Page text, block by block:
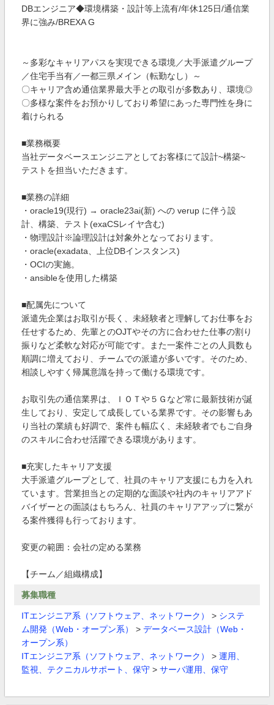
DBエンジニア◆環境構築・設計等上流有/年休125日/通信業
界に強み/BREXA G
～多彩なキャリアパスを実現できる環境／大手派遣グループ
／住宅手当有／一都三県メイン（転勤なし）～
〇キャリア含め通信業界最大手との取引が多数あり、環境◎
〇多様な案件をお預かりしており希望にあった専門性を身に
着けられる
■業務概要
当社データベースエンジニアとしてお客様にて設計~構築~
テストを担当いただきます。
■業務の詳細
・oracle19(現行) → oracle23ai(新) への verup に伴う設
計、構築、テスト(exaCSレイヤ含む)
・物理設計※論理設計は対象外となっております。
・oracle(exadata、上位DBインスタンス)
・OCIの実施。
・ansibleを使用した構築
■配属先について
派遣先企業はお取引が長く、未経験者と理解してお仕事をお
任せするため、先輩とのOJTやその方に合わせた仕事の割り
振りなど柔軟な対応が可能です。また一案件ごとの人員数も
順調に増えており、チームでの派遣が多いです。そのため、
相談しやすく帰属意識を持って働ける環境です。
お取引先の通信業界は、ＩＯＴや５Ｇなど常に最新技術が誕
生しており、安定して成長している業界です。その影響もあ
り当社の業績も好調で、案件も幅広く、未経験者でもご自身
のスキルに合わせ活躍できる環境があります。
■充実したキャリア支援
大手派遣グループとして、社員のキャリア支援にも力を入れ
ています。営業担当との定期的な面談や社内のキャリアアド
バイザーとの面談はもちろん、社員のキャリアアップに繋が
る案件獲得も行っております。
変更の範囲：会社の定める業務
【チーム／組織構成】
募集職種
ITエンジニア系（ソフトウェア、ネットワーク） > システ
ム開発（Web・オープン系）
> データベース設計（Web・
オープン系）
ITエンジニア系（ソフトウェア、ネットワーク）
> 運用、
監視、テクニカルサポート、保守 > サーバ運用、保守